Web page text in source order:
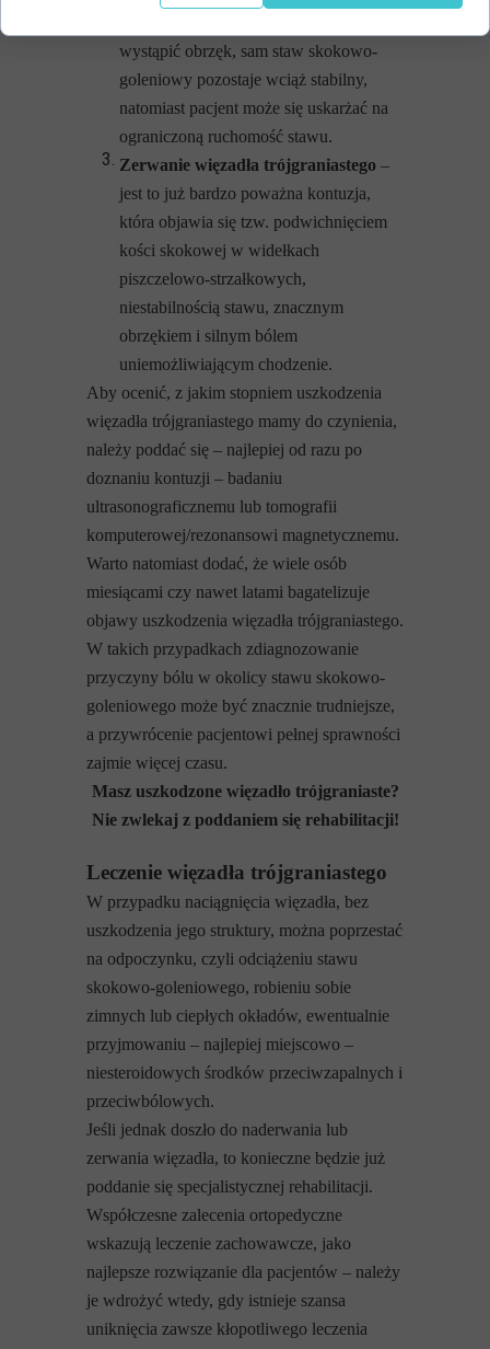
wystąpić obrzęk, sam staw skokowo-
goleniowy pozostaje wciąż stabilny,
natomiast pacjent może się uskarżać na
ograniczoną ruchomość stawu.
Zerwanie więzadła trójgraniastego –
jest to już bardzo poważna kontuzja,
która objawia się tzw. podwichnięciem
kości skokowej w widełkach
piszczelowo-strzałkowych,
niestabilnością stawu, znacznym
obrzękiem i silnym bólem
uniemożliwiającym chodzenie.
Aby ocenić, z jakim stopniem uszkodzenia
więzadła trójgraniastego mamy do czynienia,
należy poddać się – najlepiej od razu po
doznaniu kontuzji – badaniu
ultrasonograficznemu lub tomografii
komputerowej/rezonansowi magnetycznemu.
Warto natomiast dodać, że wiele osób
miesiącami czy nawet latami bagatelizuje
objawy uszkodzenia więzadła trójgraniastego.
W takich przypadkach zdiagnozowanie
przyczyny bólu w okolicy stawu skokowo-
goleniowego może być znacznie trudniejsze,
a przywrócenie pacjentowi pełnej sprawności
zajmie więcej czasu.
Masz uszkodzone więzadło trójgraniaste?
Nie zwlekaj z poddaniem się rehabilitacji!
Leczenie więzadła trójgraniastego
W przypadku naciągnięcia więzadła, bez
uszkodzenia jego struktury, można poprzestać
na odpoczynku, czyli odciążeniu stawu
skokowo-goleniowego, robieniu sobie
zimnych lub ciepłych okładów, ewentualnie
przyjmowaniu – najlepiej miejscowo –
niesteroidowych środków przeciwzapalnych i
przeciwbólowych.
Jeśli jednak doszło do naderwania lub
zerwania więzadła, to konieczne będzie już
poddanie się specjalistycznej rehabilitacji.
Współczesne zalecenia ortopedyczne
wskazują leczenie zachowawcze, jako
najlepsze rozwiązanie dla pacjentów – należy
je wdrożyć wtedy, gdy istnieje szansa
uniknięcia zawsze kłopotliwego leczenia